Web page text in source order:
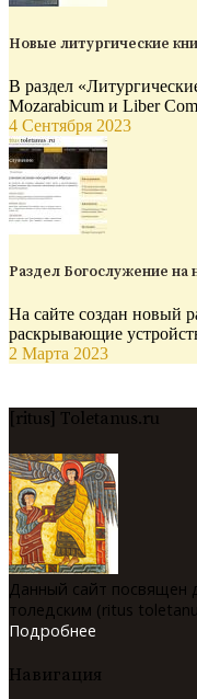
Новые литургические
В раздел
Mozarabicum и Liber
4 Сентября 2023
Раздел Богослужение на
На сайте создан новый
раскрывающие
2 Марта 2023
[ritus] Toletanus.ru
Данный сайт посвящен
толедским (ritus
Подробнее
Навигация